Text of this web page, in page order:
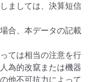
ましては、決算短信
合、本データの記載
ては相当の注意を行
為的改竄または機器
他不可抗力によって